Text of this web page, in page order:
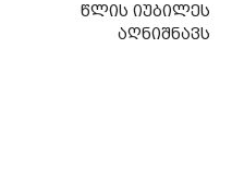
წლის იუბილეს
აღნიშნავს